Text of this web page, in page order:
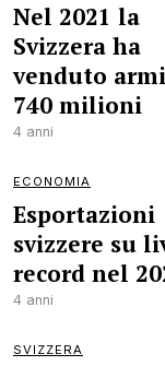
Nel 2021 la
Svizzera ha
venduto
740 milioni
4 anni
ECONOMIA
Esportazioni
svizzere su
record nel
4 anni
SVIZZERA